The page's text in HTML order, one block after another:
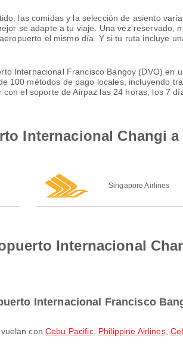
las comidas y la selección de asiento
se adapte a tu viaje. Una vez reservado,
el mismo día. Y si tu ruta incluye
Internacional Francisco Bangoy (DVO) en
100 métodos de pago locales, incluyendo
con el soporte de Airpaz las 24 horas, los 7
Internacional Changi
Singapore Airlines
Internacional
Internacional Francisco
vuelan conCebu Pacific, Philippine Airlines,